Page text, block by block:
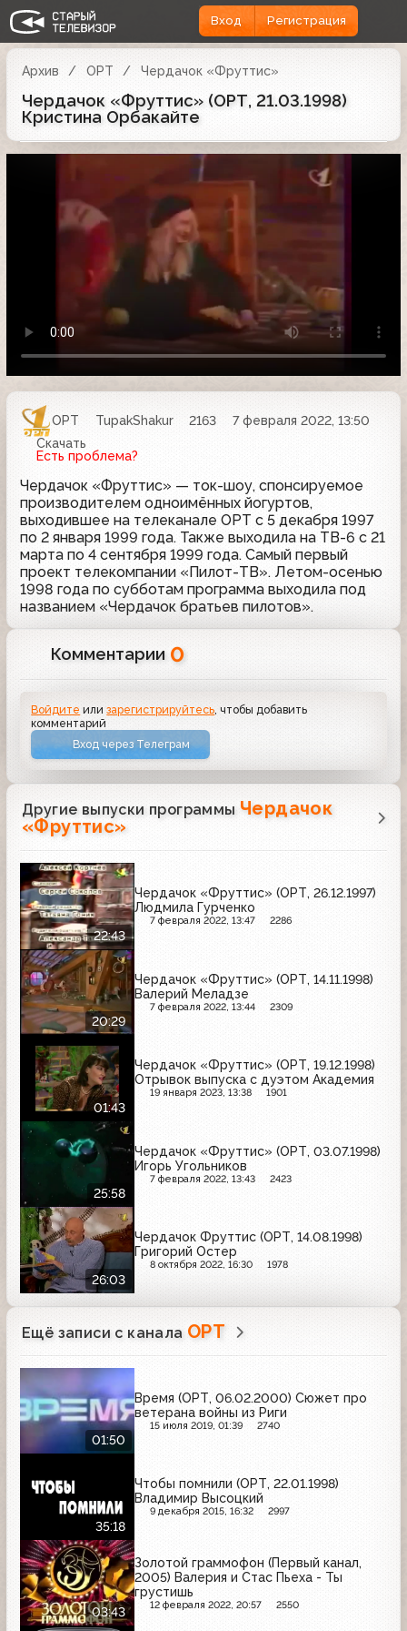
Вход Регистрация
Архив ОРТ Чердачок «Фруттис»
Чердачок «Фруттис» (ОРТ, 21.03.1998)
Кристина Орбакайте
ОРТ TupakShakur 2163
7 февраля 2022, 13:50
Скачать
Есть проблема?
Чердачок «Фруттис» — ток-шоу, спонсируемое
производителем одноимённых йогуртов,
выходившее на телеканале ОРТ с 5 декабря 1997
по 2 января 1999 года. Также выходила на ТВ-6 с 21
марта по 4 сентября 1999 года. Самый первый
проект телекомпании «Пилот-ТВ». Летом-осенью
1998 года по субботам программа выходила под
названием «Чердачок братьев пилотов».
Комментарии 0
Войдите илизарегистрируйтесь , чтобы добавить
комментарий
Вход через Телеграм
Другие выпуски программы Чердачок
«Фруттис»
22:43
Чердачок «Фруттис» (ОРТ, 26.12.1997)
Людмила Гурченко
7 февраля 2022, 13:47 2286
20:29
Чердачок «Фруттис» (ОРТ, 14.11.1998)
Валерий Меладзе
7 февраля 2022, 13:44 2309
01:43
Чердачок «Фруттис» (ОРТ, 19.12.1998)
Отрывок выпуска с дуэтом Академия
19 января 2023, 13:38 1901
25:58
Чердачок «Фруттис» (ОРТ, 03.07.1998)
Игорь Угольников
7 февраля 2022, 13:43 2423
26:03
Чердачок Фруттис (ОРТ, 14.08.1998)
Григорий Остер
8 октября 2022, 16:30 1978
Ещё записи с канала ОРТ
01:50
Время (ОРТ, 06.02.2000) Сюжет про
ветерана войны из Риги
15 июля 2019, 01:39 2740
35:18
Чтобы помнили (ОРТ, 22.01.1998)
Владимир Высоцкий
9 декабря 2015, 16:32 2997
03:43
Золотой граммофон (Первый канал,
2005) Валерия и Стас Пьеха - Ты
грустишь
12 февраля 2022, 20:57 2550